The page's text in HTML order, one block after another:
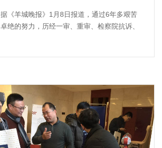
据《羊城晚报》1月8日报道，通过6年多艰苦
卓绝的努力，历经一审、重审、检察院抗诉、